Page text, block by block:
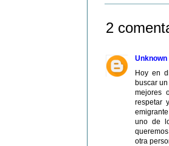
2
Unknown
Hoy en
buscar
mejores
respetar
uno de
otra